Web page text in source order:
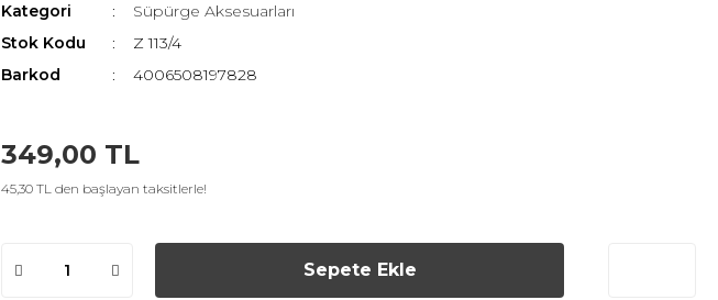
Kategori
Süpürge Aksesuarları
Stok Kodu
Z 113/4
Barkod
4006508197828
349,00 TL
45,30 TL den başlayan taksitlerle!
Sepete Ekle